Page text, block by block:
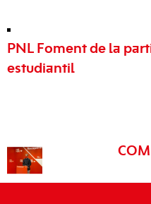
PNL Foment de la
estudiantil